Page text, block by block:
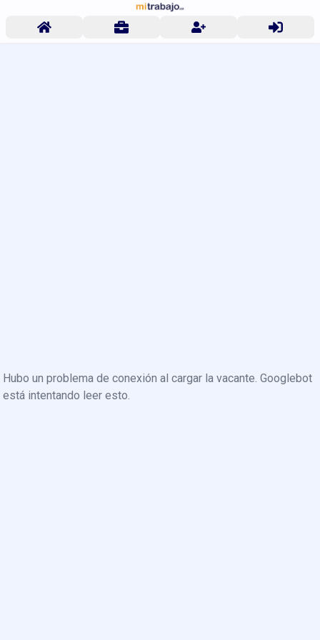
Hubo un problema de conexión al cargar la vacante. Googlebot
está intentando leer esto.